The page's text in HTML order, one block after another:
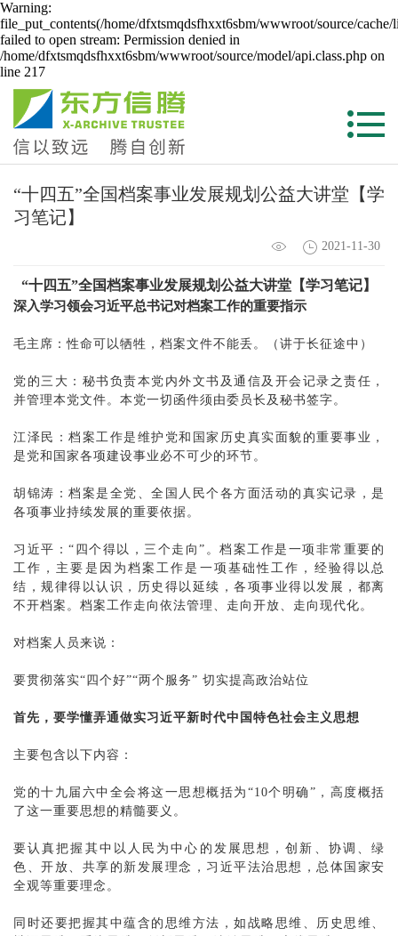
Warning:
file_put_contents(/home/dfxtsmqdsfhxxt6sbm/wwwroot/source/cache/
failed to open stream: Permission denied in
/home/dfxtsmqdsfhxxt6sbm/wwwroot/source/model/api.class.php on
line 217
“十四五”全国档案事业发展规划公益大讲堂【学
习笔记】
2021-11-30
“十四五”全国档案事业发展规划公益大讲堂【学习笔记】
深入学习领会习近平总书记对档案工作的重要指示
毛主席：性命可以牺牲，档案文件不能丢。（讲于长征途中）
党的三大：秘书负责本党内外文书及通信及开会记录之责任，
并管理本党文件。本党一切函件须由委员长及秘书签字。
江泽民：档案工作是维护党和国家历史真实面貌的重要事业，
是党和国家各项建设事业必不可少的环节。
胡锦涛：档案是全党、全国人民个各方面活动的真实记录，是
各项事业持续发展的重要依据。
习近平：“四个得以，三个走向”。档案工作是一项非常重要的
工作，主要是因为档案工作是一项基础性工作，经验得以总
结，规律得以认识，历史得以延续，各项事业得以发展，都离
不开档案。档案工作走向依法管理、走向开放、走向现代化。
对档案人员来说：
要贯彻落实“四个好”“两个服务” 切实提高政治站位
首先，要学懂弄通做实习近平新时代中国特色社会主义思想
主要包含以下内容：
党的十九届六中全会将这一思想概括为 “10个明确”，高度概括
了这一重要思想的精髓要义。
要认真把握其中以人民为中心的发展思想，创新、协调、绿
色、开放、共享的新发展理念，习近平法治思想，总体国家安
全观等重要理念。
同时还要把握其中蕴含的思维方法，如战略思维、历史思维、